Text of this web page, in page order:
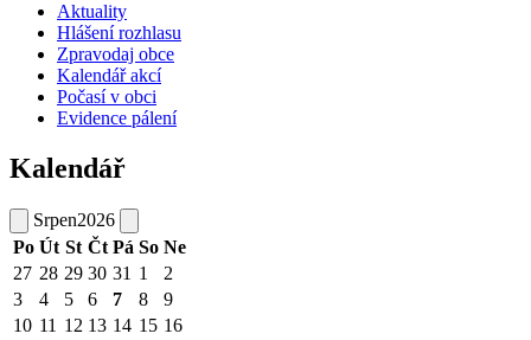
Aktuality
Hlášení rozhlasu
Zpravodaj obce
Kalendář akcí
Počasí v obci
Evidence pálení
Kalendář
Srpen2026
Po Út St Čt Pá So Ne
27 28 29 30 31 1
2
3
4 5 6 7 8
9
10 11 12 13 14 15 16